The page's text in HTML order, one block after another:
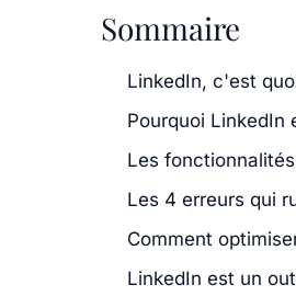
Sommaire
LinkedIn, c'est
Pourquoi LinkedIn
Les
Les 4 erreurs qui
Comment
LinkedIn est un